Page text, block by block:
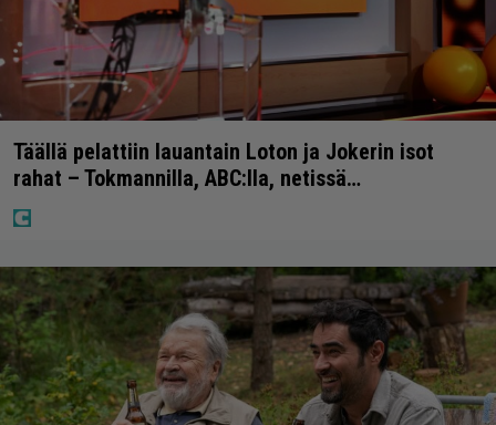
Täällä pelattiin lauantain Loton ja Jokerin isot
rahat – Tokmannilla, ABC:lla, netissä…